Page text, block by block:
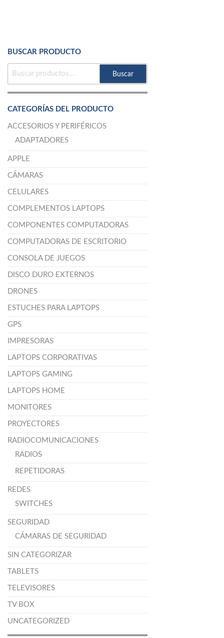
BUSCAR PRODUCTO
Buscar
CATEGORÍAS DEL PRODUCTO
ACCESORIOS Y PERIFÉRICOS
ADAPTADORES
APPLE
CÁMARAS
CELULARES
COMPLEMENTOS LAPTOPS
COMPONENTES COMPUTADORAS
COMPUTADORAS DE ESCRITORIO
CONSOLA DE JUEGOS
DISCO DURO EXTERNOS
DRONES
ESTUCHES PARA LAPTOPS
GPS
IMPRESORAS
LAPTOPS CORPORATIVAS
LAPTOPS GAMING
LAPTOPS HOME
MONITORES
PROYECTORES
RADIOCOMUNICACIONES
RADIOS
REPETIDORAS
REDES
SWITCHES
SEGURIDAD
CÁMARAS DE SEGURIDAD
SIN CATEGORIZAR
TABLETS
TELEVISORES
TV BOX
UNCATEGORIZED